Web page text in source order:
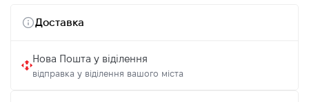
Доставка
Нова Пошта у віділення
відправка у віділення вашого міста